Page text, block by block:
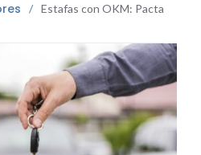
/ Estafas con OKM: Pacta